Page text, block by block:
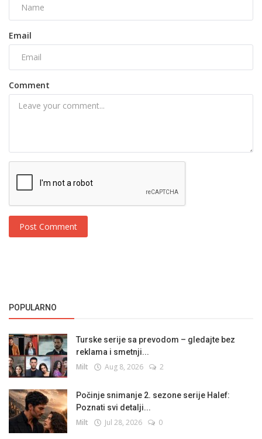
Email
Comment
Post Comment
POPULARNO
Turske serije sa prevodom – gledajte bez
reklama i smetnji...
Milt Aug 8, 2026 2
Počinje snimanje 2. sezone serije Halef:
Poznati svi detalji...
Milt Jul 28, 2026 0